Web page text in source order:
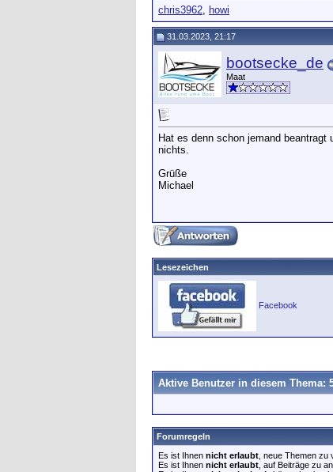
chris3962, howi
31.03.2023, 21:17
bootsecke_de
Maat
Hat es denn schon jemand
nichts.
Grüße
Michael
Lesezeichen
Facebook
Aktive Benutzer in diesem Thema:
Forumregeln
Es ist Ihnen nicht erlaubt , neue Themen zu
Es ist Ihnen nicht erlaubt , auf Beiträge zu